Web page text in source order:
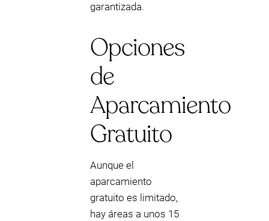
garantizada.
Opciones
de
Aparcamiento
Gratuito
Aunque el
aparcamiento
gratuito es limitado,
hay áreas a unos 15